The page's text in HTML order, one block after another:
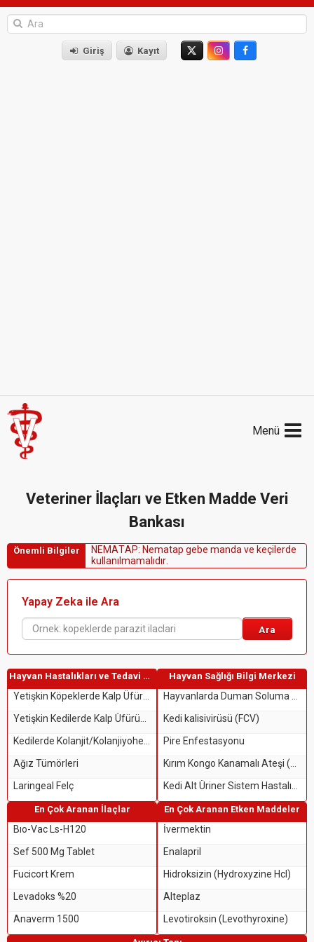
Giriş Kayıt
Menü
Veteriner İlaçları ve Etken Madde Veri
Bankası
Önemli Bilgiler N EMATAP: Nematap gebe mandave keçi erde
ku anı mamaıdır.
Yapay Zeka ile Ara
Ara
Hayvan Hastalıkları ve Tedavi Rehberi
Yetişkin Köpeklerde Kalp Üfürümü
Yetişkin Kedilerde Kalp Üfürümü
Kedilerde Kolanjit/Kolanjiyohepatit
Ağız Tümörleri
Laringeal Felç
Hayvan Sağlığı Bilgi Merkezi
Hayvanlarda Duman Soluma Yaralanması
Kedi kalisivirüsü (FCV)
Pire Enfestasyonu
Kırım Kongo Kanamalı Ateşi (KKKA)
Kedi Alt Üriner Sistem Hastalığı (FLUTD)
En Çok Aranan İlaçlar
Bıo-Vac Ls-H120
Sef 500 Mg Tablet
Fucicort Krem
Levadoks %20
Anaverm 1500
En Çok Aranan Etken Maddeler
İvermektin
Enalapril
Hidroksizin (Hydroxyzine Hcl)
Alteplaz
Levotiroksin (Levothyroxine)